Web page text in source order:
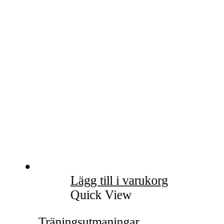
Lägg till i varukorg
Quick View